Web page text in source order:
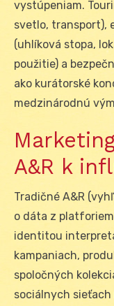
vystúpeniam.
svetlo, transport),
(uhlíková stopa,
použitie) a
ako kurátorské
medzinárodnú
A&R k
Tradičné A&R
o dáta z
identitou
kampaniach,
spoločných
sociálnych